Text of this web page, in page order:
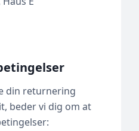
din returnering
beder vi dig om at